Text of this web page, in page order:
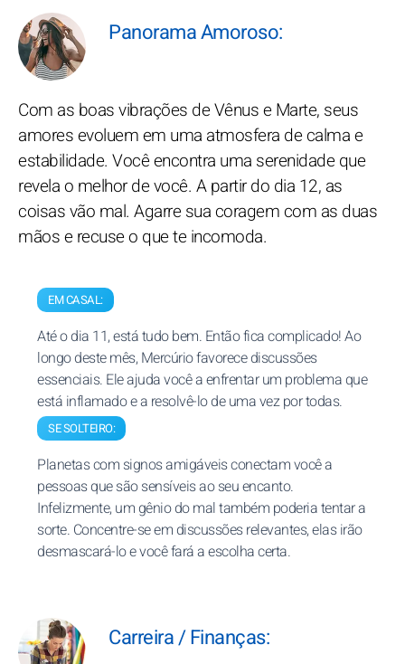
Panorama Amoroso:
Com as boas vibrações de Vênus e Marte, seus
amores evoluem em uma atmosfera de calma e
estabilidade. Você encontra uma serenidade que
revela o melhor de você. A partir do dia 12, as
coisas vão mal. Agarre sua coragem com as duas
mãos e recuse o que te incomoda.
EM CASAL:
Até o dia 11, está tudo bem. Então fica complicado! Ao
longo deste mês, Mercúrio favorece discussões
essenciais. Ele ajuda você a enfrentar um problema que
está inflamado e a resolvê-lo de uma vez por todas.
SE SOLTEIRO:
Planetas com signos amigáveis conectam você a
pessoas que são sensíveis ao seu encanto.
Infelizmente, um gênio do mal também poderia tentar a
sorte. Concentre-se em discussões relevantes, elas irão
desmascará-lo e você fará a escolha certa.
Carreira / Finanças: